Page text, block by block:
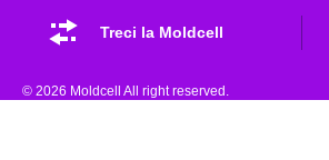
Treci la Moldcell
© 2026 Moldcell All right reserved.